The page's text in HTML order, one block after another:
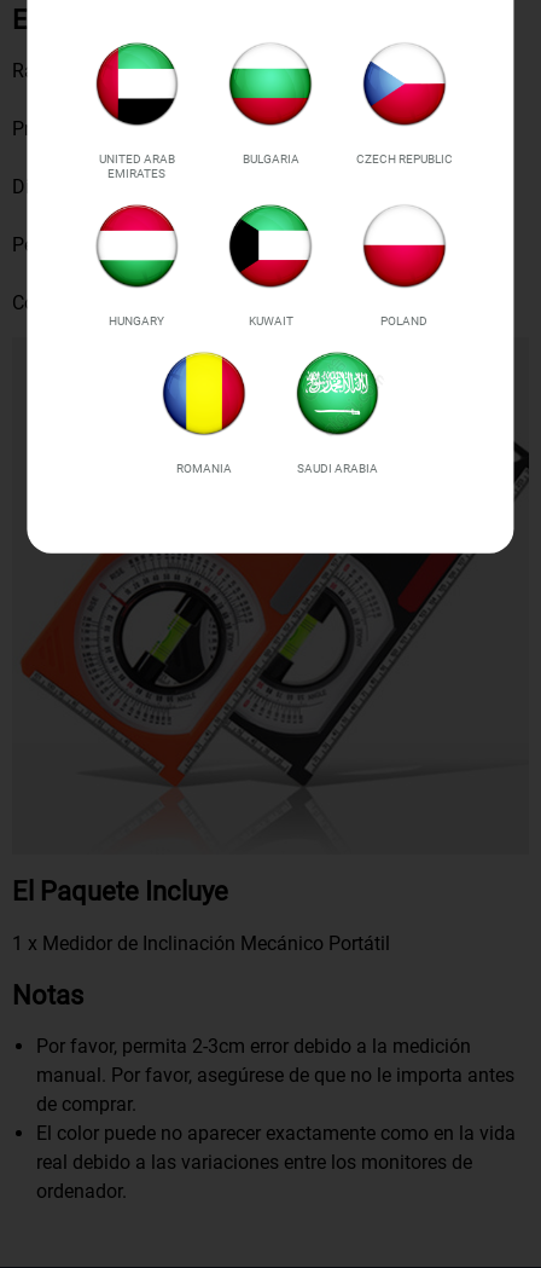
Especificaciones
Rango de Medición: 0-90 Grados
Precisión: +/- 1 Grado
Dimensiones: 125x250x25mm
Peso: 297g
Color: Naranja, Negro
El Paquete Incluye
1 x Medidor de Inclinación Mecánico Portátil
Notas
Por favor, permita 2-3cm error debido a la medición
manual. Por favor, asegúrese de que no le importa antes
de comprar.
El color puede no aparecer exactamente como en la vida
real debido a las variaciones entre los monitores de
ordenador.
UNITED ARAB
EMIRATES
BULGARIA CZECH REPUBLIC
HUNGARY KUWAIT POLAND
ROMANIA SAUDI ARABIA